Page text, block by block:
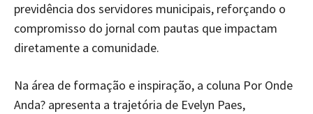
previdência dos servidores municipais, reforçando o
compromisso do jornal com pautas que impactam
diretamente a comunidade.
Na área de formação e inspiração, a coluna Por Onde
Anda? apresenta a trajetória de Evelyn Paes,